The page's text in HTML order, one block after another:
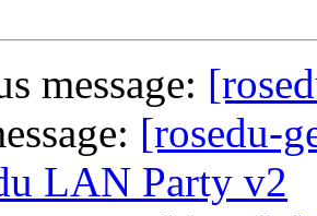
message:
[rosedu-
LAN Party v2